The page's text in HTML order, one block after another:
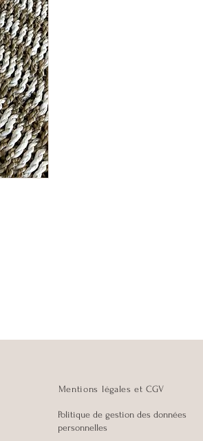
Mentions légales et CGV
Politique de gestion des données
personnelles